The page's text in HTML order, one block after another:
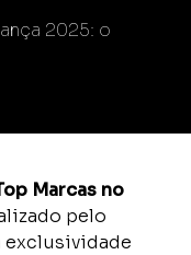
2025: o
Marcas no
pelo
exclusividade